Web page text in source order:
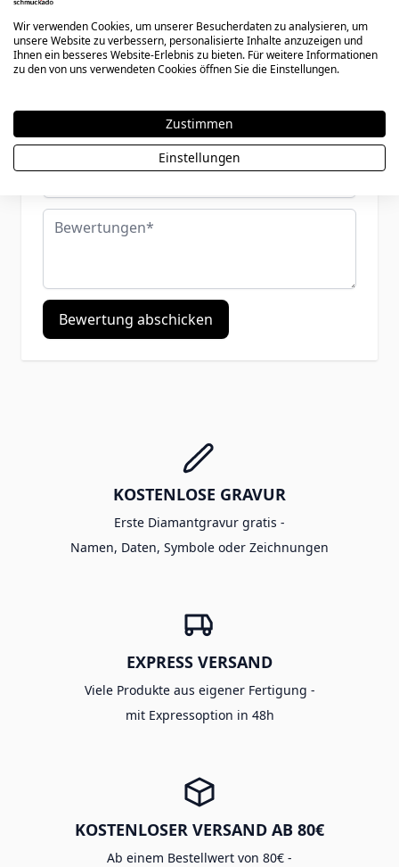
Ihre Bewertung:
Zusammenfassung
Bewertungen
Bewertung abschicken
KOSTENLOSE GRAVUR
Erste Diamantgravur gratis -
Namen, Daten, Symbole oder Zeichnungen
EXPRESS VERSAND
Viele Produkte aus eigener Fertigung -
mit Expressoption in 48h
KOSTENLOSER VERSAND AB 80€
Ab einem Bestellwert von 80€ -
Wir verwenden Cookies, um unserer Besucherdaten zu analysieren, um
unsere Website zu verbessern, personalisierte Inhalte anzuzeigen und
Ihnen ein besseres Website-Erlebnis zu bieten. Für weitere Informationen
zu den von uns verwendeten Cookies öffnen Sie die Einstellungen.
Zustimmen
Einstellungen